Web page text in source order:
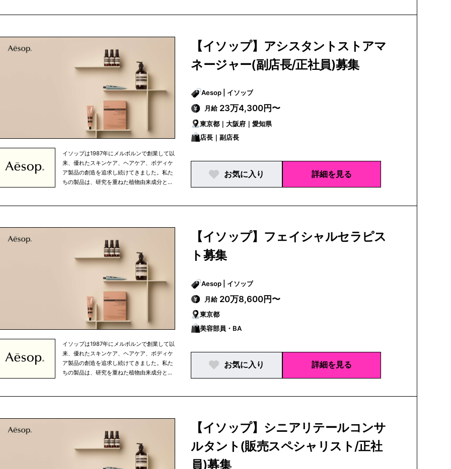
努力というものを大切に考えています。私た
ちは、生活環境や気候を考慮し、細部まで注
意を払うという姿勢を忘れずにひとつひとつ
の商品を開発しています。また、健康的な食
生活、適度な運動、定期的な読書など、バラ
ンスの取れた生活の一部として、当社の商品
を使っていただきたいと考えています。 私た
ちの製品はオフィシャルオンラインストアで
ご購入いただける他、パリ、東京、ニューヨ
ークなどの大都市を中心に世界中で展開して
いる直営店、さらに、世界有数の高級百貨店
イソップは1987年にメルボルンで創業して以
来、優れたスキンケア、ヘアケア、ボディケ
ア製品の創造を追求し続けてきました。私た
ちの製品は、研究を重ねた植物由来成分と非
努力というものを大切に考えています。私た
ちは、生活環境や気候を考慮し、細部まで注
意を払うという姿勢を忘れずにひとつひとつ
の商品を開発しています。また、健康的な食
生活、適度な運動、定期的な読書など、バラ
ンスの取れた生活の一部として、当社の商品
を使っていただきたいと考えています。 私た
ちの製品はオフィシャルオンラインストアで
ご購入いただける他、パリ、東京、ニューヨ
ークなどの大都市を中心に世界中で展開して
いる直営店、さらに、世界有数の高級百貨店
【イソップ】アシスタントストアマ
ネージャー(副店長/正社員)募集
Aesop | イソップ
月給 23万4,300円〜
東京都｜大阪府｜愛知県
店長｜副店長
お気に入り 詳細を見る
イソップは1987年にメルボルンで創業して以
来、優れたスキンケア、ヘアケア、ボディケ
ア製品の創造を追求し続けてきました。私た
ちの製品は、研究を重ねた植物由来成分と非
努力というものを大切に考えています。私た
ちは、生活環境や気候を考慮し、細部まで注
意を払うという姿勢を忘れずにひとつひとつ
の商品を開発しています。また、健康的な食
生活、適度な運動、定期的な読書など、バラ
【イソップ】フェイシャルセラピス
ト募集
Aesop | イソップ
月給 20万8,600円〜
東京都
美容部員・BA
お気に入り 詳細を見る
【イソップ】シニアリテールコンサ
ルタント(販売スペシャリスト/正社
員)募集